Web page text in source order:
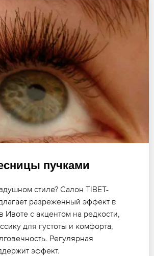
пучками
стиле? Салон TIBET-
разреженный эффект в
Ивоте с акцентом на редкости,
для густоты и комфорта,
Регулярная
эффект.